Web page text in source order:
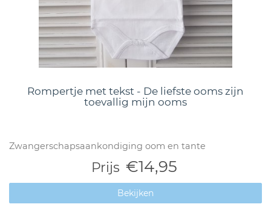
Rompertje met tekst - De liefste ooms zijn
toevallig mijn ooms
Zwangerschapsaankondiging oom en tante
Prijs €14,95
Bekijken